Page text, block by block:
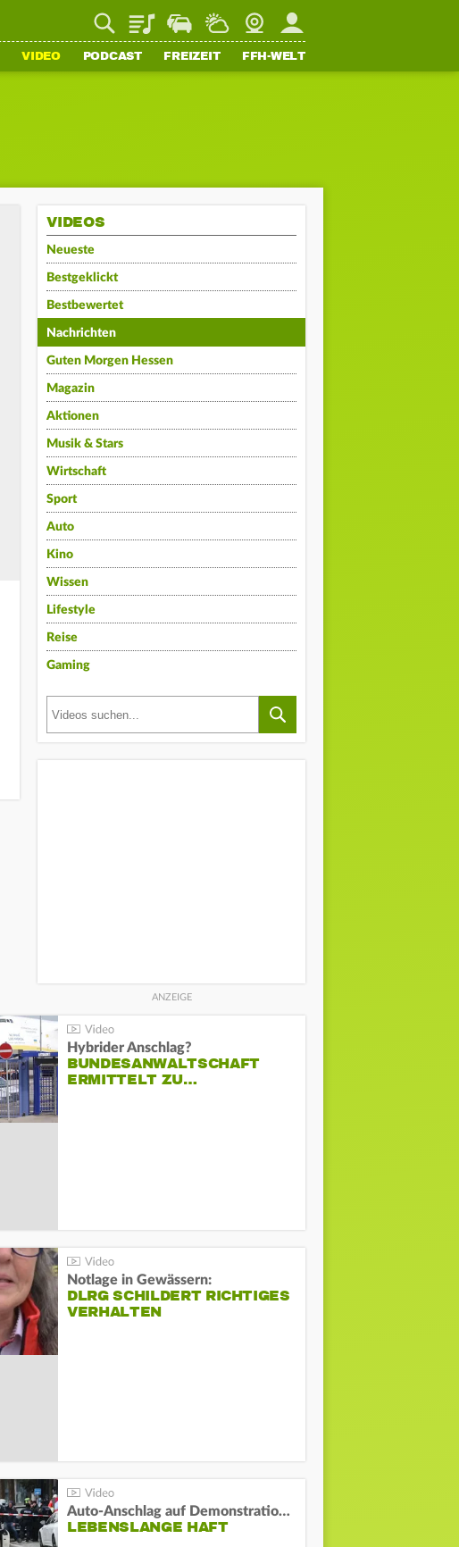
PlaylistStaupilotWetterWebcamMein FFH
VIDEO PODCAST FREIZEIT FFH-WELT
VIDEOS
Neueste
Bestgeklickt
Bestbewertet
Nachrichten
Guten Morgen Hessen
Magazin
Aktionen
Musik & Stars
Wirtschaft
Sport
Auto
Kino
Wissen
Lifestyle
Reise
Gaming
Hybrider Anschlag?
BUNDESANWALTSCHAFT
ERMITTELT ZU…
Notlage in Gewässern:
DLRG SCHILDERT RICHTIGES
VERHALTEN
Auto-Anschlag auf Demonstration in München:
LEBENSLANGE HAFT